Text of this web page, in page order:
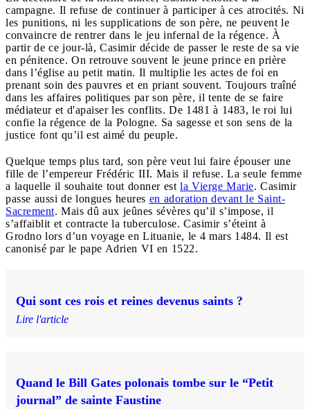
campagne. Il refuse de continuer à participer à ces atrocités. Ni
les punitions, ni les supplications de son père, ne peuvent le
convaincre de rentrer dans le jeu infernal de la régence. À
partir de ce jour-là, Casimir décide de passer le reste de sa vie
en pénitence. On retrouve souvent le jeune prince en prière
dans l’église au petit matin. Il multiplie les actes de foi en
prenant soin des pauvres et en priant souvent. Toujours traîné
dans les affaires politiques par son père, il tente de se faire
médiateur et d'apaiser les conflits. De 1481 à 1483, le roi lui
confie la régence de la Pologne. Sa sagesse et son sens de la
justice font qu’il est aimé du peuple.
Quelque temps plus tard, son père veut lui faire épouser une
fille de l’empereur Frédéric III. Mais il refuse. La seule femme
a laquelle il souhaite tout donner est la Vierge Marie. Casimir
passe aussi de longues heures en adoration devant le Saint-
Sacrement. Mais dû aux jeûnes sévères qu’il s’impose, il
s’affaiblit et contracte la tuberculose. Casimir s’éteint à
Grodno lors d’un voyage en Lituanie, le 4 mars 1484. Il est
canonisé par le pape Adrien VI en 1522.
Qui sont ces rois et reines devenus saints ?
Lire l'article
Quand le Bill Gates polonais tombe sur le “Petit
journal” de sainte Faustine